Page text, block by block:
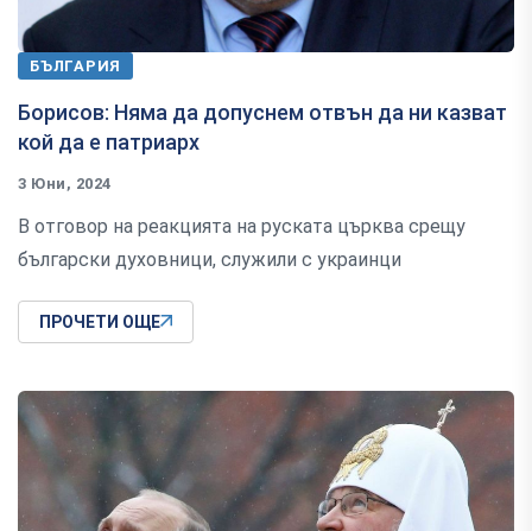
БЪЛГАРИЯ
Борисов: Няма да допуснем отвън да ни казват
кой да е патриарх
3 Юни, 2024
В отговор на реакцията на руската църква срещу
български духовници, служили с украинци
ПРОЧЕТИ ОЩЕ